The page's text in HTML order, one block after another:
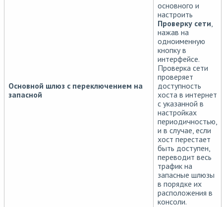
Основной шлюз с переключением на
запасной
основного и
настроить
Проверку сети,
нажав на
одноименную
кнопку в
интерфейсе.
Проверка сети
проверяет
доступность
хоста в интернет
с указанной в
настройках
периодичностью,
и в случае, если
хост перестает
быть доступен,
переводит весь
трафик на
запасные шлюзы
в порядке их
расположения в
консоли.